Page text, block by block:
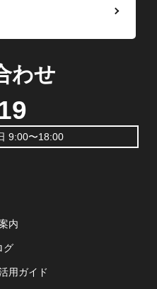
わせ
9:00〜18:00
内
グ
用ガイド